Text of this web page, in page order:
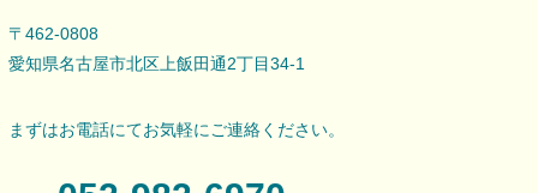
〒462-0808
愛知県名古屋市北区上飯田通2丁目34-1
まずはお電話にてお気軽にご連絡ください。